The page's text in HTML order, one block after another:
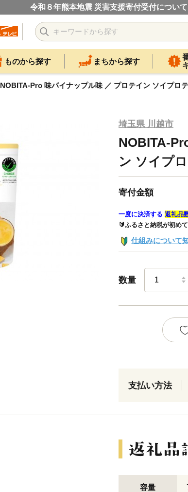
令和８年熊本地震 災害支援寄付受付について
ものから探す まちから探す
NOBITA-Pro 味パイナップル味 ／ プロテイン ソイプロ
埼玉県 川越市
NOBITA-
ン ソイプ
寄付金額
一度に決済する 返礼品
🔰ふるさと納税が初め
仕組みについて
数量
支払い方法
容量